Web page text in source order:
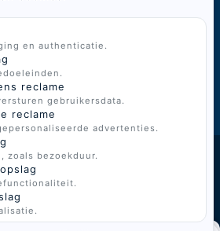
en authenticatie.
reclame
gebruikersdata.
reclame
advertenties.
zoals bezoekduur.
© 2026 BoGi